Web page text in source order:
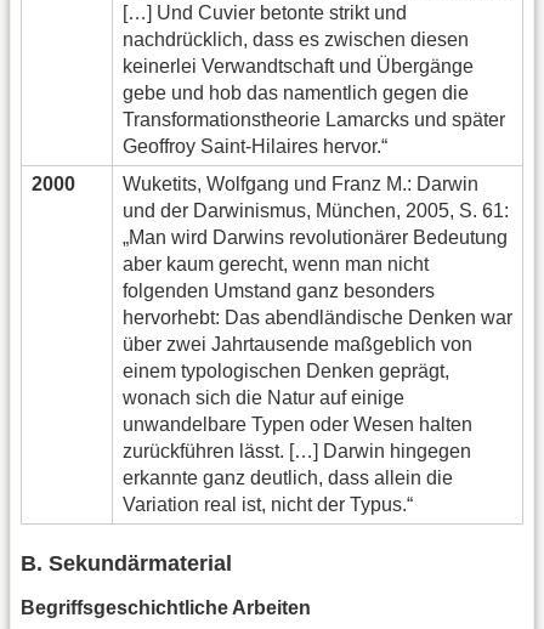
[…] Und Cuvier betonte strikt und
nachdrücklich, dass es zwischen diesen
keinerlei Verwandtschaft und Übergänge
gebe und hob das namentlich gegen die
Transformationstheorie Lamarcks und später
Geoffroy Saint-Hilaires hervor.“
2000
Wuketits, Wolfgang und Franz M.: Darwin
und der Darwinismus, München, 2005, S. 61:
„Man wird Darwins revolutionärer Bedeutung
aber kaum gerecht, wenn man nicht
folgenden Umstand ganz besonders
hervorhebt: Das abendländische Denken war
über zwei Jahrtausende maßgeblich von
einem typologischen Denken geprägt,
wonach sich die Natur auf einige
unwandelbare Typen oder Wesen halten
zurückführen lässt. […] Darwin hingegen
erkannte ganz deutlich, dass allein die
Variation real ist, nicht der Typus.“
B. Sekundärmaterial
Begriffsgeschichtliche Arbeiten